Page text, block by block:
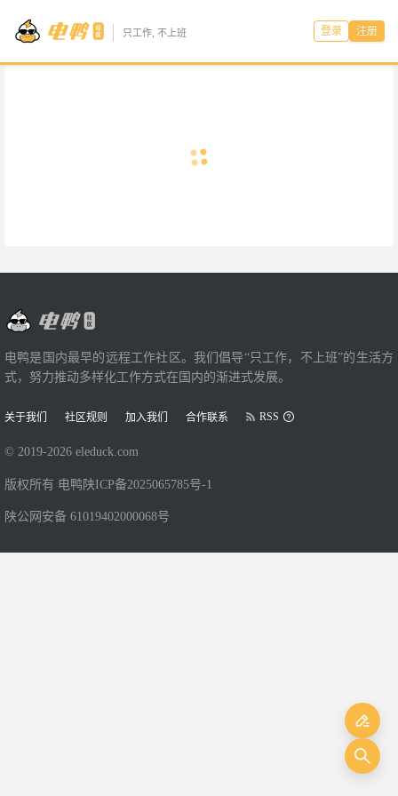
只工作, 不上班 登录 注册
电鸭是国内最早的远程工作社区。我们倡导“只工作，不上班”的生活方
式，努力推动多样化工作方式在国内的渐进式发展。
关于我们 社区规则 加入我们 合作联系 RSS
© 2019-2026 eleduck.com
版权所有 电鸭 陕ICP备2025065785号-1
陕公网安备 61019402000068号